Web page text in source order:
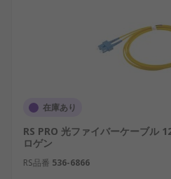
温度変化などに耐えられ
備えています。建物間、
通信設備などの屋外配線
性、低煙性、柔軟性など
り、オフィスや設備内の
す。
アーマード光ファイバケー
在庫あり
RS PRO 光ファイバーケーブル
ロゲン
RS品番 536-6866